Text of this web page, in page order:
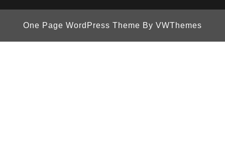
One Page WordPress Theme By VWThemes